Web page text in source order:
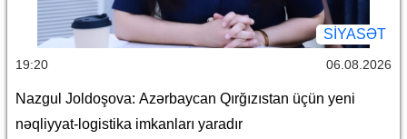
SİYASƏT
19:20 06.08.2026
Nazgul Joldoşova: Azərbaycan Qırğızıstan üçün yeni
nəqliyyat-logistika imkanları yaradır